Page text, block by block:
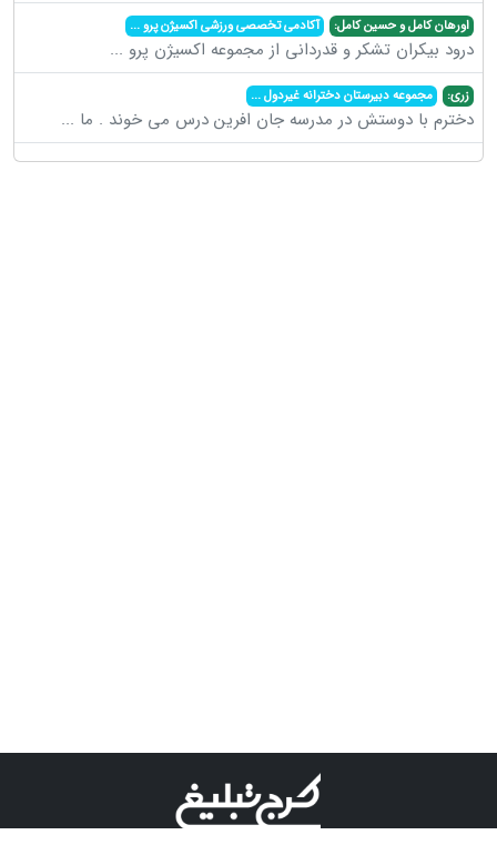
اورهان کامل و حسین کامل: آکادمی تخصصی ورزشی اکسیژن پرو...
درود بیکران تشکر و قدردانی از مجموعه اکسیژن پرو ...
زری: مجموعه دبیرستان دخترانه غیردول...
دخترم با دوستش در مدرسه جان افرین درس می خوند . ما ...